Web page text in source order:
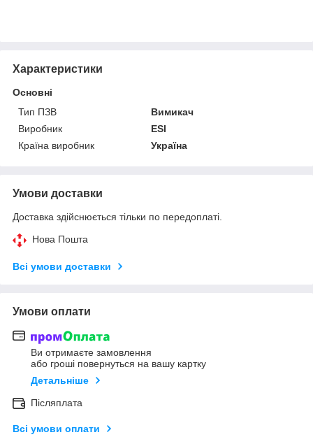
Характеристики
Основні
Тип ПЗВ
Вимикач
Виробник
ESI
Країна виробник
Україна
Умови доставки
Доставка здійснюється тільки по передоплаті.
Нова Пошта
Всі умови доставки
Умови оплати
Ви отримаєте замовлення
або гроші повернуться на вашу картку
Детальніше
Післяплата
Всі умови оплати